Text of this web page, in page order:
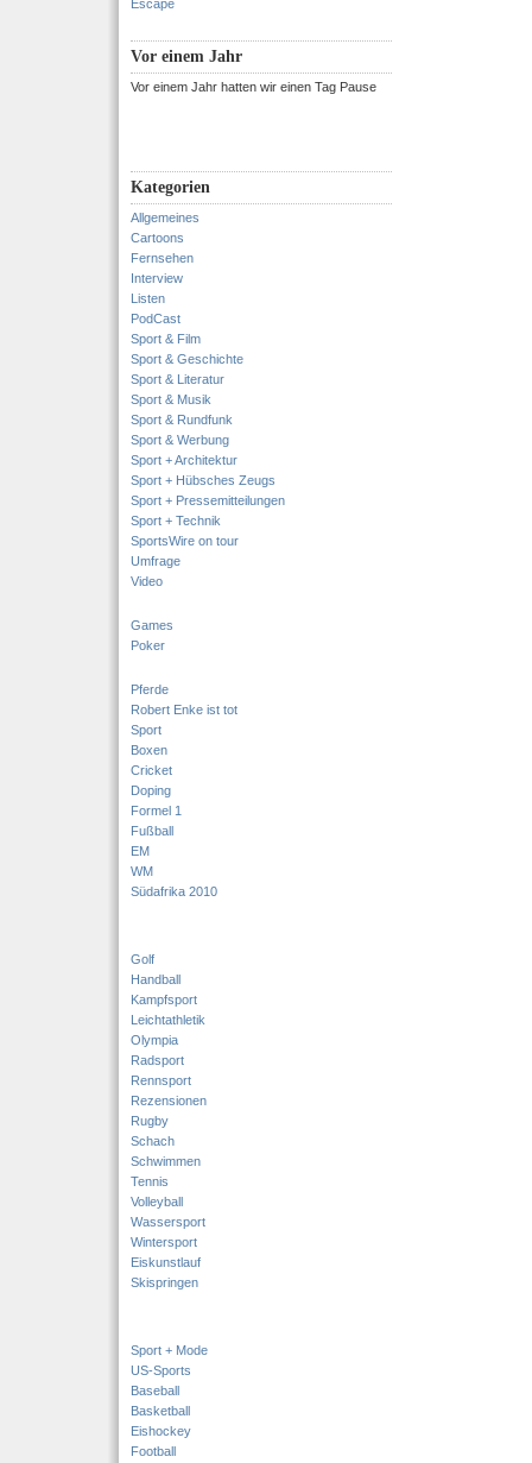
Escape
Vor einem Jahr
Vor einem Jahr hatten wir einen Tag Pause
Kategorien
Allgemeines
Cartoons
Fernsehen
Interview
Listen
PodCast
Sport & Film
Sport & Geschichte
Sport & Literatur
Sport & Musik
Sport & Rundfunk
Sport & Werbung
Sport + Architektur
Sport + Hübsches Zeugs
Sport + Pressemitteilungen
Sport + Technik
SportsWire on tour
Umfrage
Video
Games
Poker
Pferde
Robert Enke ist tot
Sport
Boxen
Cricket
Doping
Formel 1
Fußball
EM
WM
Südafrika 2010
Golf
Handball
Kampfsport
Leichtathletik
Olympia
Radsport
Rennsport
Rezensionen
Rugby
Schach
Schwimmen
Tennis
Volleyball
Wassersport
Wintersport
Eiskunstlauf
Skispringen
Sport + Mode
US-Sports
Baseball
Basketball
Eishockey
Football